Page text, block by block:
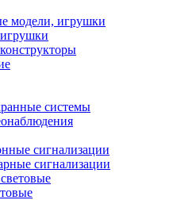
модели, игрушки
системы
сигнализации
сигнализации